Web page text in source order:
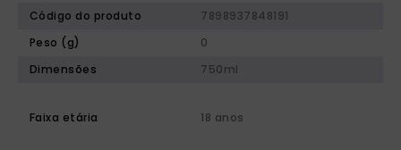
Código do produto
7898937848191
Peso (g)
0
Dimensões
750ml
Faixa etária 18 anos